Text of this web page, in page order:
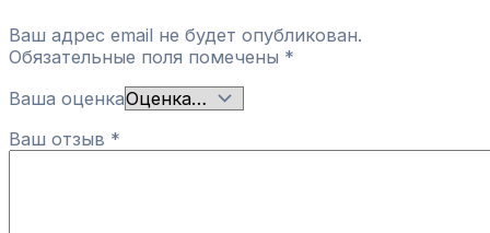
Ваш адрес email не будет опубликован.
Обязательные поля помечены *
Ваша оценка
Ваш отзыв *